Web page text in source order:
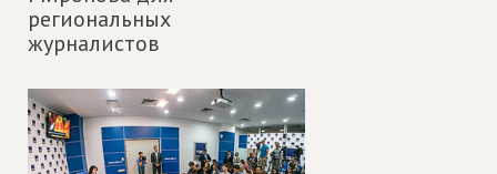
региональных
журналистов